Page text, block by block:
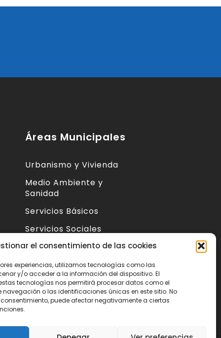
el consentimiento de las cookies
experiencias, utilizamos tecnologías como las
y/o acceder a la información del dispositivo. El
tecnologías nos permitirá procesar datos como el
o las identificaciones únicas en este sitio. No
consentimiento, puede afectar negativamente a ciertas
Áreas Municipales
Urbanismo y Vivienda
Medio Ambiente y
Sanidad
Servicios Básicos
Servicios Sociales
Seguridad Ciudadana
Actividad Económica y
Consumo
Educación, Cultura y
Deportes